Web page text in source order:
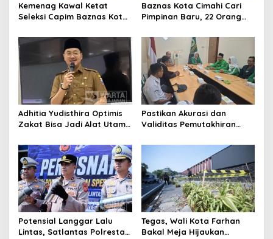
Kemenag Kawal Ketat
Seleksi Capim Baznas Kota
Komisioner Baznas
Berintegritas
Baznas Kota Cimahi Cari
Pimpinan Baru, 22 Orang
Adhitia Yudisthira Optimis
Zakat Bisa Jadi Alat Utama
Kota Cimahi
Pastikan Akurasi dan
Validitas Pemutakhiran
Cimahi Lakukan
Potensial Langgar Lalu
Lintas, Satlantas Polresta
Tegas, Wali Kota Farhan
Bakal Meja Hijaukan